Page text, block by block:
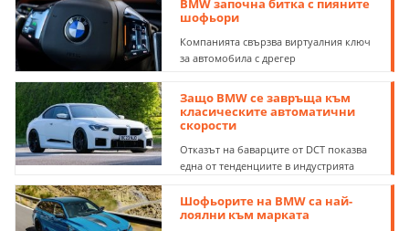
BMW започна битка с пияните
шофьори
Компанията свързва виртуалния ключ
за автомобила с дрегер
Защо BMW се завръща към
класическите автоматични
скорости
Отказът на баварците от DCT показва
една от тенденциите в индустрията
Шофьорите на BMW са най-
лоялни към марката